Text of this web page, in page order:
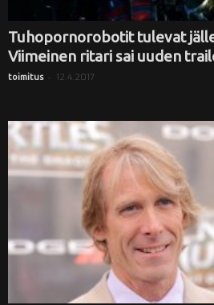
Tuhopornorobotit tulevat
Viimeinen ritari sai uuden
toimitus - 12.4.2017